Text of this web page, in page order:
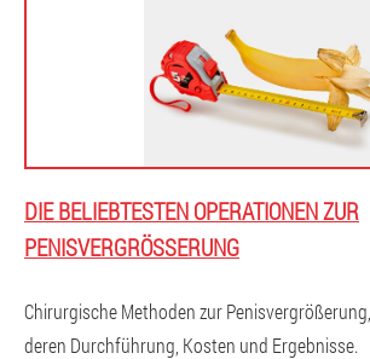
DIE BELIEBTESTEN OPERATIONEN ZUR
PENISVERGRÖSSERUNG
Chirurgische Methoden zur
deren Durchführung, Kosten und Ergebnisse.